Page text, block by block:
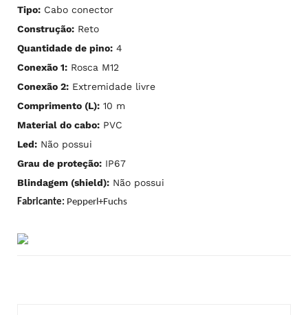
Tipo: Cabo conector
Construção: Reto
Quantidade de pino: 4
Conexão 1: Rosca M12
Conexão 2: Extremidade livre
Comprimento (L): 10 m
Material do cabo: PVC
Led: Não possui
Grau de proteção: IP67
Blindagem (shield): Não possui
Fabricante: Pepperl+Fuchs